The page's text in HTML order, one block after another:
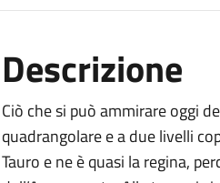
Descrizione
Ciò che si può ammirare oggi
quadrangolare e a due livelli
Tauro e ne è quasi la regina,